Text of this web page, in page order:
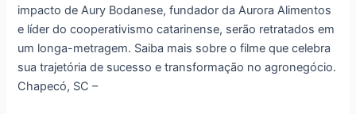
impacto de Aury Bodanese, fundador da Aurora Alimentos
e líder do cooperativismo catarinense, serão retratados em
um longa-metragem. Saiba mais sobre o filme que celebra
sua trajetória de sucesso e transformação no agronegócio.
Chapecó, SC –
Será
Contado
em
Filme.